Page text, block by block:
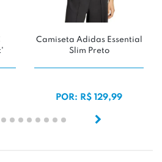
Camiseta Adidas Essential
Slim Preto
POR: R$ 129,99